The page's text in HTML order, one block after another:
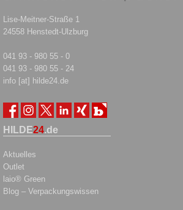
Lise-Meitner-Straße 1
24558 Henstedt-Ulzburg
041 93 - 980 55 - 0
041 93 - 980 55 - 24
info [at] hilde24.de
HILDE24.de
Aktuelles
Outlet
laio® Green
Blog – Verpackungswissen